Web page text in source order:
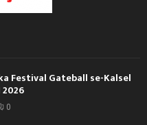
Festival Gateball se-Kalsel
2026
0